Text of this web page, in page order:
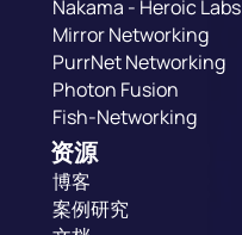
Nakama - Heroic Labs
Mirror Networking
PurrNet Networking
Photon Fusion
Fish-Networking
资源
博客
案例研究